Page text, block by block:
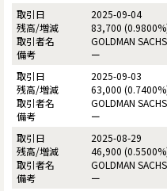
2025-09-04
83,700
GOLDMAN
ー
2025-09-03
63,000
GOLDMAN
ー
2025-08-29
46,900
GOLDMAN
ー